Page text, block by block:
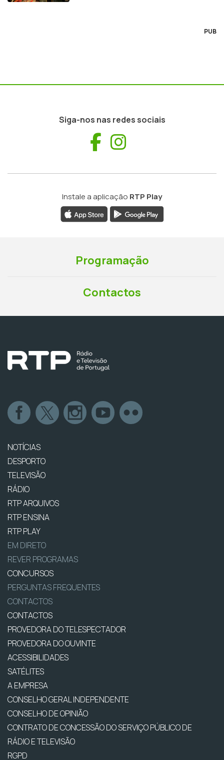
PUB
Siga-nos nas redes sociais
Facebook
Instale a aplicação RTP Play
Programação
Contactos
NOTÍCIAS
DESPORTO
TELEVISÃO
RÁDIO
RTP ARQUIVOS
RTP ENSINA
RTP PLAY
EM DIRETO
REVER PROGRAMAS
CONCURSOS
PERGUNTAS FREQUENTES
CONTACTOS
CONTACTOS
PROVEDORA DO TELESPECTADOR
PROVEDORA DO OUVINTE
ACESSIBILIDADES
SATÉLITES
A EMPRESA
CONSELHO GERAL INDEPENDENTE
CONSELHO DE OPINIÃO
CONTRATO DE CONCESSÃO DO SERVIÇO PÚBLICO DE
RÁDIO E TELEVISÃO
RGPD